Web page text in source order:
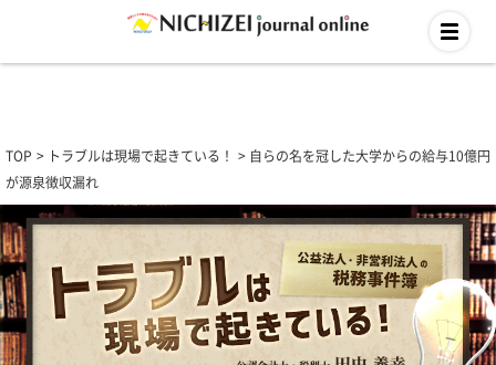
TOP トラブルは現場で起きている！
自らの名を冠した大学からの給与10億円
が源泉徴収漏れ